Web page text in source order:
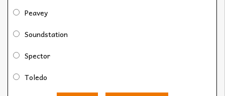
Peavey
Soundstation
Spector
Toledo